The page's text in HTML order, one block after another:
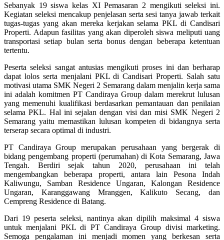
Sebanyak 19 siswa kelas XI Pemasaran 2 mengikuti seleksi ini.
Kegiatan seleksi mencakup penjelasan serta sesi tanya jawab terkait
tugas-tugas yang akan mereka kerjakan selama PKL di Candisari
Properti. Adapun fasilitas yang akan diperoleh siswa meliputi uang
transportasi setiap bulan serta bonus dengan beberapa ketentuan
tertentu.
Peserta seleksi sangat antusias mengikuti proses ini dan berharap
dapat lolos serta menjalani PKL di Candisari Properti. Salah satu
motivasi utama SMK Negeri 2 Semarang dalam menjalin kerja sama
ini adalah komitmen PT Candiraya Group dalam merekrut lulusan
yang memenuhi kualifikasi berdasarkan pemantauan dan penilaian
selama PKL. Hal ini sejalan dengan visi dan misi SMK Negeri 2
Semarang yaitu memastikan lulusan kompeten di bidangnya serta
terserap secara optimal di industri.
PT Candiraya Group merupakan perusahaan yang bergerak di
bidang pengembang properti (perumahan) di Kota Semarang, Jawa
Tengah. Berdiri sejak tahun 2020, perusahaan ini telah
mengembangkan beberapa properti, antara lain Pesona Indah
Kaliwungu, Samban Residence Ungaran, Kalongan Residence
Ungaran, Karanggawang Mranggen, Kalikuto Secang, dan
Cempreng Residence di Batang.
Dari 19 peserta seleksi, nantinya akan dipilih maksimal 4 siswa
untuk menjalani PKL di PT Candiraya Group divisi marketing.
Semoga pengalaman ini menjadi momen yang berkesan serta